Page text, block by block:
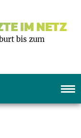
IM NETZ
bis zum